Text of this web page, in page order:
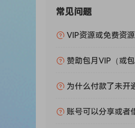
2018 年的 11 种杰出乐
LoFreq 插件不仅通过
有助于增强声音，XY
的琶音器快速生成音色
Digital 1
80 年代对音乐家来说是
大混合机器突破性的几
为您带来 80 年代最佳
属拨弦乐器、刺耳的低
常见问题
VIP资源或免费资
赞助包月VIP（或
为什么付款了未开
账号可以分享或者